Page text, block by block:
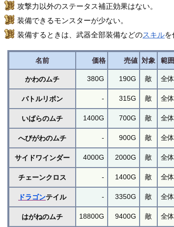
攻撃力以外のステータス補正効果はない。
装備できるモンスターが少ない。
装備するときは、武器全部装備などのスキルを
名前 価格 売値 対象 範囲
かわのムチ 380G 190G 敵 全体
バトルリボン - 315G 敵 全体
いばらのムチ 1400G 700G 敵 全体
へびがわのムチ - 900G 敵 全体
サイドワインダー 4000G 2000G 敵 全体
チェーンクロス - 1400G 敵 全体
ドラゴンテイル - 3350G 敵 全体
はがねのムチ 18800G 9400G 敵 全体